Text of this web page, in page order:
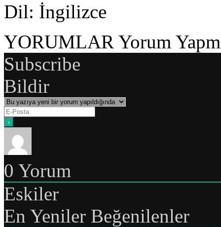
Dil: İngilizce
YORUMLAR Yorum
Subscribe
Bildir
0 Yorum
Eskiler
En Yeniler Beğenilenler